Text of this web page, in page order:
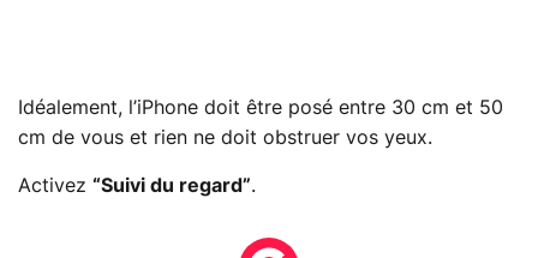
Idéalement, l’iPhone doit être posé entre 30 cm et 50
cm de vous et rien ne doit obstruer vos yeux.
Activez “Suivi du regard”.